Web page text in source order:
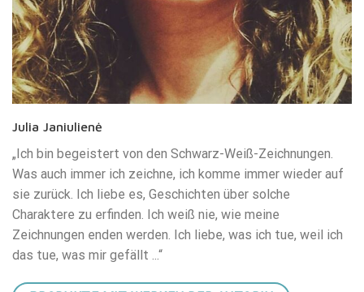
Julia Janiulienė
„Ich bin begeistert von den Schwarz-Weiß-Zeichnungen.
Was auch immer ich zeichne, ich komme immer wieder auf
sie zurück. Ich liebe es, Geschichten über solche
Charaktere zu erfinden. Ich weiß nie, wie meine
Zeichnungen enden werden. Ich liebe, was ich tue, weil ich
das tue, was mir gefällt ...“